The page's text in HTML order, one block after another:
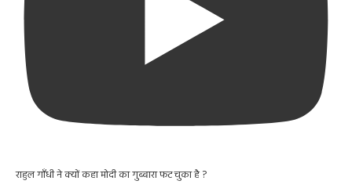
राहुल गाँधी ने क्यों कहा मोदी का गुब्बारा फट चुका है ?